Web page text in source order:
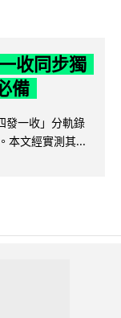
收同步獨
備
發一收」分軌錄
本文經實測其...